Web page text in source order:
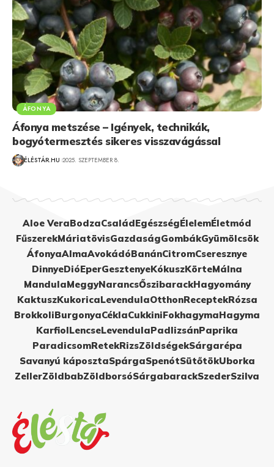
ÁFONYA
Áfonya metszése – Igények, technikák,
bogyótermesztés sikeres visszavágással
ÉLÉSTÁR.HU 2025. SZEPTEMBER 8.
Aloe VeraBodzaCsaládEgészségÉlelemÉletmód
FűszerekMáriatövisGazdaságGombákGyümölcsök
ÁfonyaAlmaAvokádóBanánCitromCseresznye
DinnyeDióEperGesztenyeKókuszKörteMálna
MandulaMeggyNarancsŐszibarackHagyomány
KaktuszKukoricaLevendulaOtthonReceptekRózsa
BrokkoliBurgonyaCéklaCukkiniFokhagymaHagyma
KarfiolLencseLevendulaPadlizsánPaprika
ParadicsomRetekRizsZöldségekSárgarépa
Savanyú káposztaSpárgaSpenótSütőtökUborka
ZellerZöldbabZöldborsóSárgabarackSzederSzilva